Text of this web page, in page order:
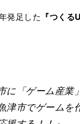
発足した 『つく
に「ゲーム産業
津市でゲームを